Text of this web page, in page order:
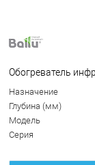
Обогреватель
Назначение
Глубина (мм)
Модель
Серия